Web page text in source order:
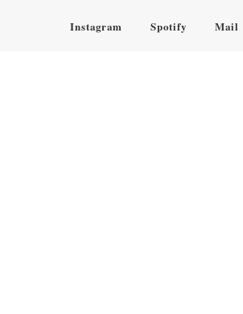
Instagram Spotify Mail